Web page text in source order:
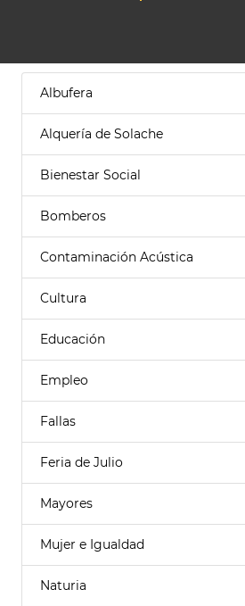
Albufera
Alquería de Solache
Bienestar Social
Bomberos
Contaminación Acústica
Cultura
Educación
Empleo
Fallas
Feria de Julio
Mayores
Mujer e Igualdad
Naturia